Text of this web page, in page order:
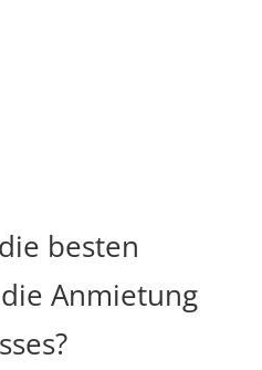
besten
Anmietung